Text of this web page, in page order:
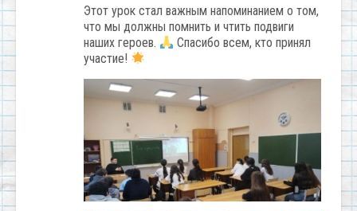
Этот урок стал важным напоминанием о том,
что мы должны помнить и чтить подвиги
наших героев.
Спасибо всем, кто принял
участие!